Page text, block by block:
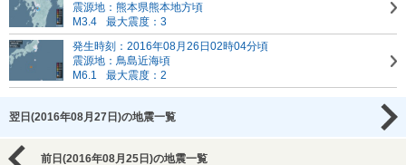
震源地：熊本県熊本地方頃
M3.4
最大震度：3
発生時刻：2016年08月26日02時04分頃
震源地：鳥島近海頃
M6.1
最大震度：2
翌日(2016年08月27日)の地震一覧
前日(2016年08月25日)の地震一覧